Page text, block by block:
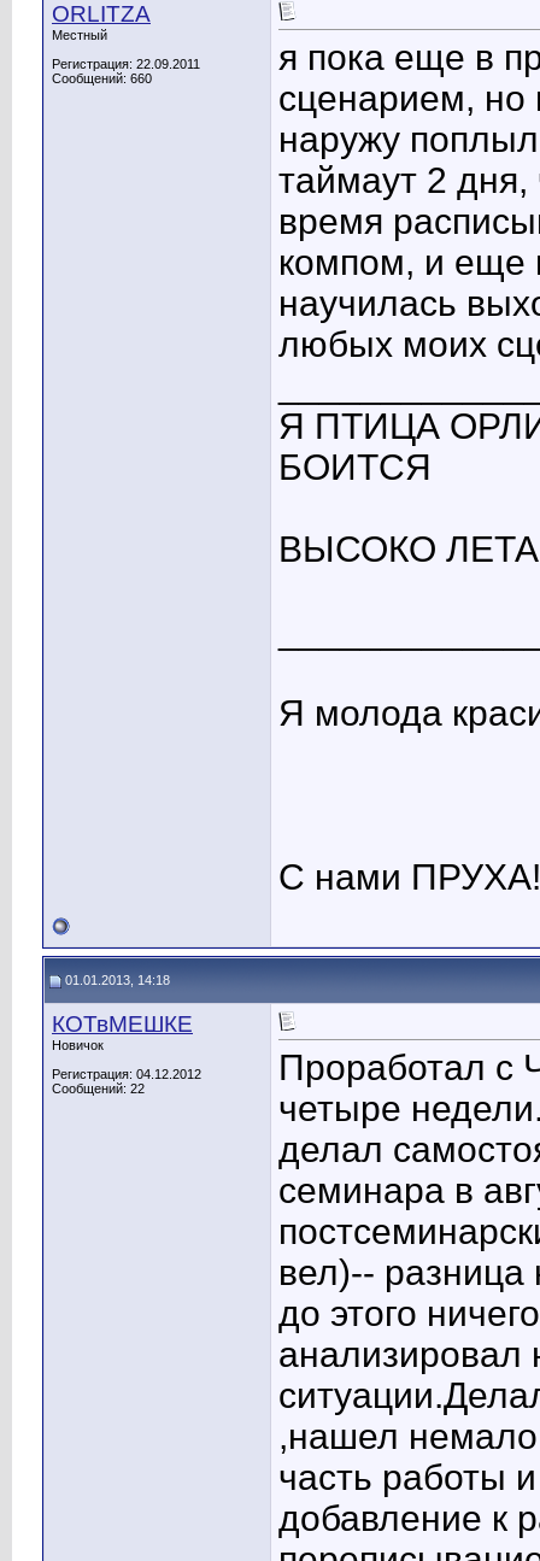
ORLITZA
Местный
Регистрация: 22.09.2011
Сообщений: 660
я пока еще в
сценарием, но
наружу
таймаут 2 дня,
время
компом, и еще
научилась
любых моих
Я ПТИЦА
БОИТСЯ
ВЫСОКО
Я молода
С нами ПРУХА!
01.01.2013, 14:18
КОТвМЕШКЕ
Новичок
Регистрация: 04.12.2012
Сообщений: 22
Проработал с
четыре
делал
семинара в
вел)-- разница
до этого
,нашел
часть работы
добавление к